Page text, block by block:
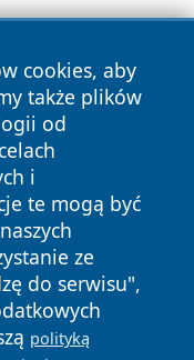
cookies, aby
także plików
od
i
te mogą być
ze
do serwisu",
polityką
prawa
Polityka
Cookies